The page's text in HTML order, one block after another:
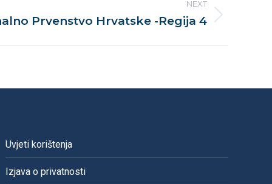
NEXT
Prvenstvo Hrvatske -Regija 4
Uvjeti korištenja
Izjava o privatnosti